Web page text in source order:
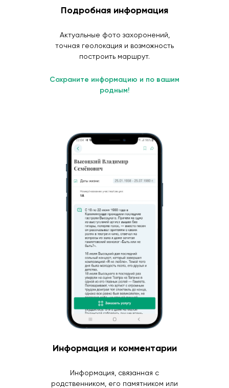
Подробная информация
Актуальные фото захоронений,
точная геолокация и возможность
построить маршрут.
Сохраните информацию и по вашим
родным!
Информация и комментарии
Информация, связанная с
родственником, его памятником или